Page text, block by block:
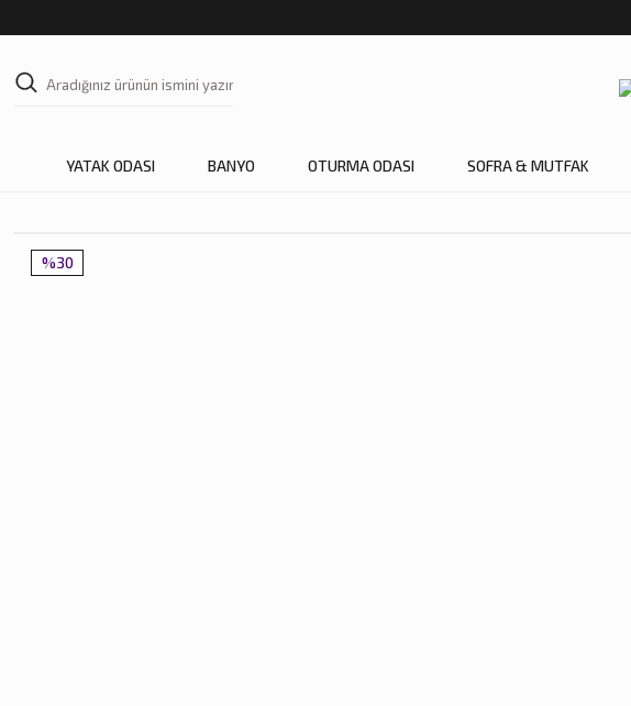
YATAK ODASI BANYO OTURMA ODASI SOFRA & MUTFAK
%30